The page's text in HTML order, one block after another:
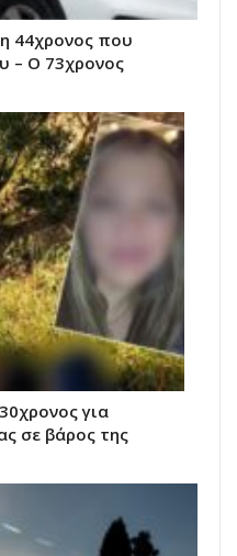
44χρονος που
– Ο 73χρονος
για
σε βάρος της